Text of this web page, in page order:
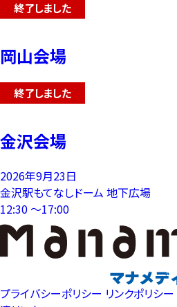
終了しました
岡山会場
終了しました
金沢会場
2026年9月23日
金沢駅もてなしドーム 地下広場
12:30 〜17:00
プライバシーポリシー リンクポリシー